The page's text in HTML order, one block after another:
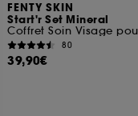
FENTY SKIN
Start'r Set Mineral
80
39,90€